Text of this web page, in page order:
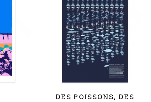
DES POISSONS, DES